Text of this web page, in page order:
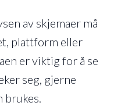
av skjemaer må
plattform eller
er viktig for å se
seg, gjerne
brukes.